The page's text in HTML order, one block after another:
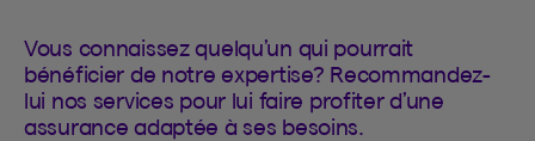
Vous connaissez quelqu’un qui pourrait
bénéficier de notre expertise? Recommandez-
lui nos services pour lui faire profiter d’une
assurance adaptée à ses besoins.